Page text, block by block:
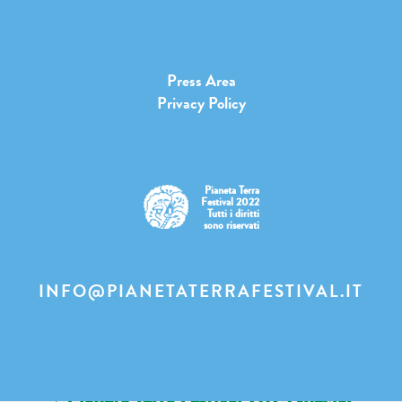
Press Area
Privacy Policy
Pianeta Terra
Festival 2022
Tutti i diritti
sono riservati
INFO@PIANETATERRAFESTIVAL.IT